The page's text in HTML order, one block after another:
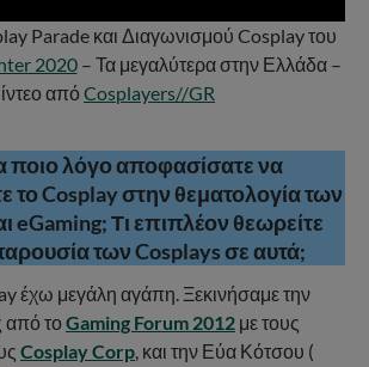
Parade και Διαγωνισμού Cosplay του
2020– Τα μεγαλύτερα στην Ελλάδα –
από Cosplayers//GR
ποιο λόγο αποφασίσατε να
το Cosplay στην θεματολογία των
eGaming; Τι επιπλέον θεωρείτε
των Cosplays σε αυτά;
έχω μεγάλη αγάπη. Ξεκινήσαμε την
από το Gaming Forum 2012 με τους
Cosplay Corp, και την Εύα Κότσου (